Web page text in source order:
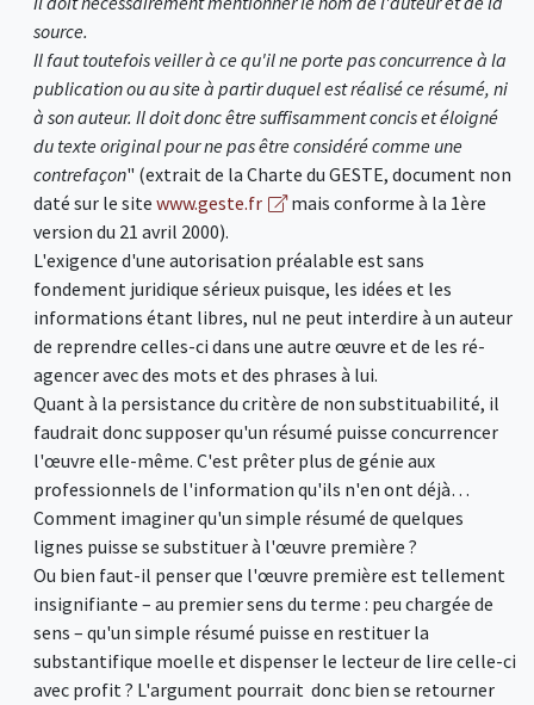
source.
Il faut toutefois veiller à ce qu'il ne porte pas concurrence à la
publication ou au site à partir duquel est réalisé ce résumé, ni
à son auteur. Il doit donc être suffisamment concis et éloigné
du texte original pour ne pas être considéré comme une
contrefaçon" (extrait de la Charte du GESTE, document non
daté sur le site www.geste.fr
mais conforme à la 1ère
version du 21 avril 2000).
L'exigence d'une autorisation préalable est sans
fondement juridique sérieux puisque, les idées et les
informations étant libres, nul ne peut interdire à un auteur
de reprendre celles-ci dans une autre œuvre et de les ré-
agencer avec des mots et des phrases à lui.
Quant à la persistance du critère de non substituabilité, il
faudrait donc supposer qu'un résumé puisse concurrencer
l'œuvre elle-même. C'est prêter plus de génie aux
professionnels de l'information qu'ils n'en ont déjà…
Comment imaginer qu'un simple résumé de quelques
lignes puisse se substituer à l'œuvre première ?
Ou bien faut-il penser que l'œuvre première est tellement
insignifiante – au premier sens du terme : peu chargée de
sens – qu'un simple résumé puisse en restituer la
substantifique moelle et dispenser le lecteur de lire celle-ci
avec profit ? L'argument pourrait donc bien se retourner